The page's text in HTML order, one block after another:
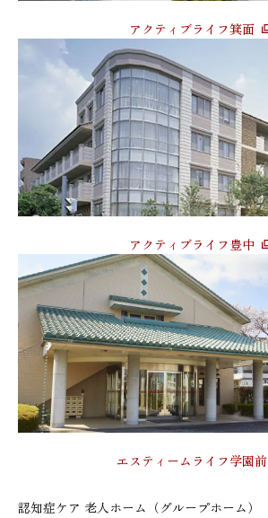
アクティブライフ箕面
アクティブライフ豊中
エスティームライフ学園前
認知症ケア 老人ホーム（グループホーム）